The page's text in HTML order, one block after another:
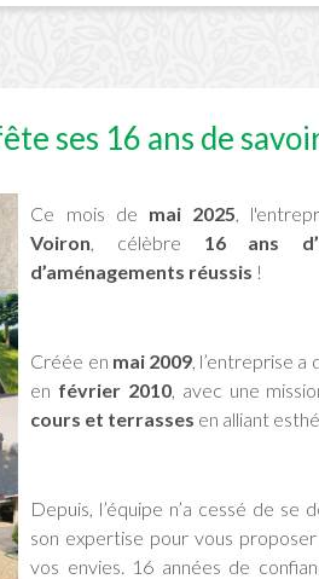
ses 16 ans de
Ce mois de mai 2025,
Voiron, célèbre 16 ans
d’aménagements réussis !
Créée en mai 2009, l’entreprise
en février 2010, avec une
cours et terrasses en alliant
Depuis, l’équipe n’a cessé de
son expertise pour vous
vos envies. 16 années de